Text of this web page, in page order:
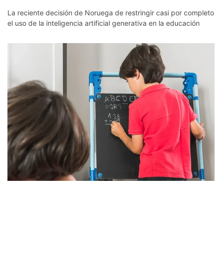
La reciente decisión de Noruega de restringir casi por completo
el uso de la inteligencia artificial generativa en la educación